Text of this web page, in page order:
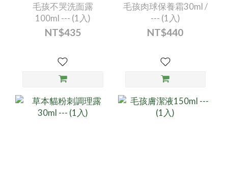
毛孩不哭洗面露
100ml --- (1入)
NT$435
毛孩肉球保養霜30ml /
--- (1入)
NT$440